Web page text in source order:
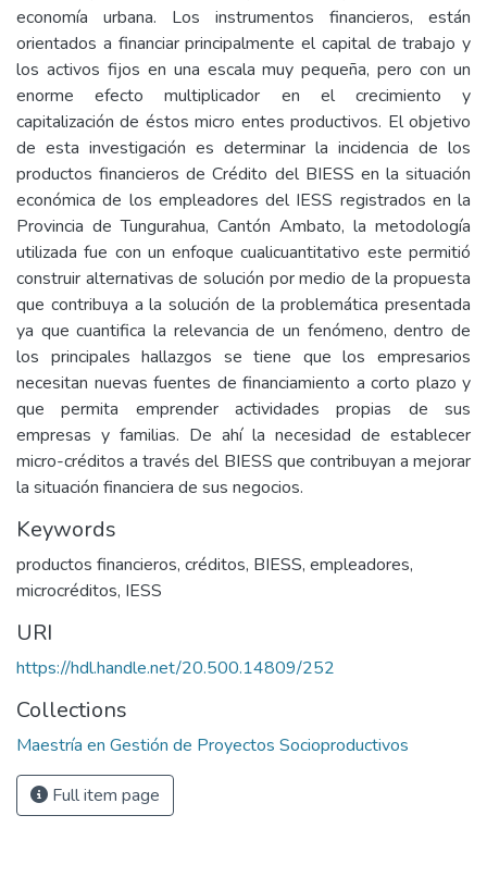
economía urbana. Los instrumentos financieros, están
orientados a financiar principalmente el capital de trabajo y
los activos fijos en una escala muy pequeña, pero con un
enorme efecto multiplicador en el crecimiento y
capitalización de éstos micro entes productivos. El objetivo
de esta investigación es determinar la incidencia de los
productos financieros de Crédito del BIESS en la situación
económica de los empleadores del IESS registrados en la
Provincia de Tungurahua, Cantón Ambato, la metodología
utilizada fue con un enfoque cualicuantitativo este permitió
construir alternativas de solución por medio de la propuesta
que contribuya a la solución de la problemática presentada
ya que cuantifica la relevancia de un fenómeno, dentro de
los principales hallazgos se tiene que los empresarios
necesitan nuevas fuentes de financiamiento a corto plazo y
que permita emprender actividades propias de sus
empresas y familias. De ahí la necesidad de establecer
micro-créditos a través del BIESS que contribuyan a mejorar
la situación financiera de sus negocios.
Keywords
productos financieros, créditos, BIESS, empleadores,
microcréditos, IESS
URI
https://hdl.handle.net/20.500.14809/252
Collections
Maestría en Gestión de Proyectos Socioproductivos
Full item page